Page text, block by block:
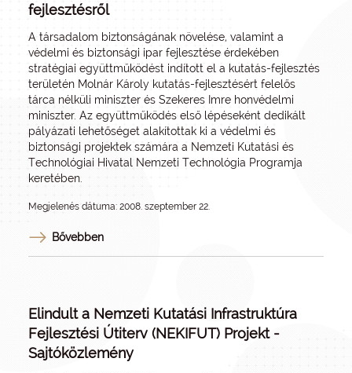
fejlesztésről
A társadalom biztonságának növelése, valamint a
védelmi és biztonsági ipar fejlesztése érdekében
stratégiai együttműködést indított el a kutatás-fejlesztés
területén Molnár Károly kutatás-fejlesztésért felelős
tárca nélküli miniszter és Szekeres Imre honvédelmi
miniszter. Az együttműködés első lépéseként dedikált
pályázati lehetőséget alakítottak ki a védelmi és
biztonsági projektek számára a Nemzeti Kutatási és
Technológiai Hivatal Nemzeti Technológia Programja
keretében.
Megjelenés dátuma: 2008. szeptember 22.
Bővebben
Elindult a Nemzeti Kutatási Infrastruktúra
Fejlesztési Útiterv (NEKIFUT) Projekt -
Sajtóközlemény